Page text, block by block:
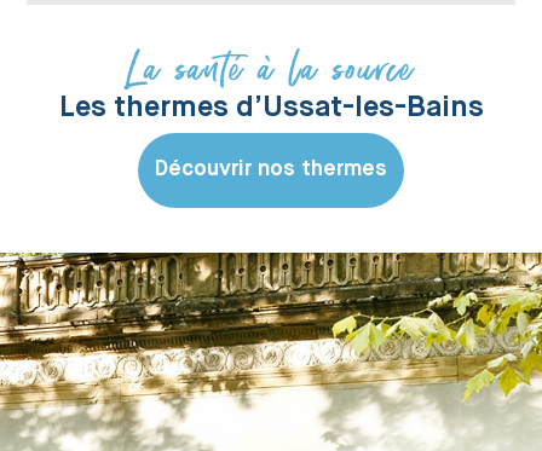
La santé à la source
Les thermes d’Ussat-les-Bains
Découvrir nos thermes